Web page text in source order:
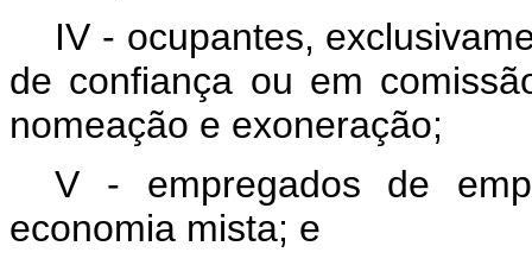
IV - ocupantes,
de confiança ou em
nomeação e exoneração;
V - empregados de
economia mista; e